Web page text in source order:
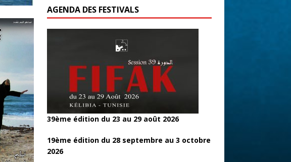
AGENDA DES FESTIVALS
39ème édition du 23 au 29 août 2026
19ème édition du 28 septembre au 3 octobre
2026